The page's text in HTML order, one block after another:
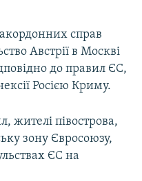
справ
Австрії в Москві
до правил ЄС,
Росією Криму.
жителі півострова,
зону Євросоюзу,
ЄС на